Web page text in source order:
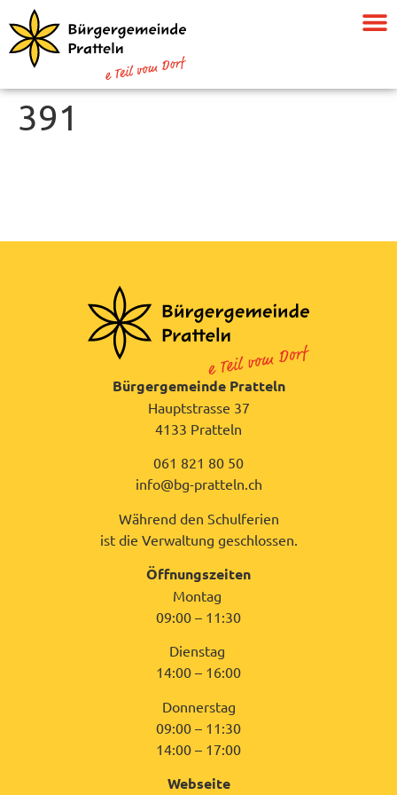
391
Bürgergemeinde Pratteln
Hauptstrasse 37
4133 Pratteln
061 821 80 50
info@bg-pratteln.ch
Während den Schulferien
ist die Verwaltung geschlossen.
Öffnungszeiten
Montag
09:00 – 11:30
Dienstag
14:00 – 16:00
Donnerstag
09:00 – 11:30
14:00 – 17:00
Webseite